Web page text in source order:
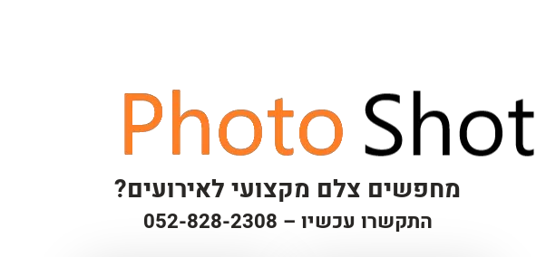
מחפשים צלם מקצועי לאירועים?
התקשרו עכשיו – 052-828-2308